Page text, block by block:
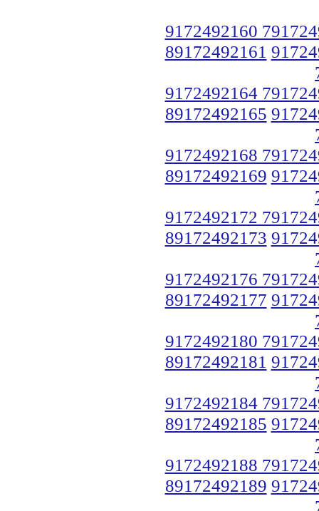
9172492160
89172492161
9172492164
89172492165
9172492168
89172492169
9172492172
89172492173
9172492176
89172492177
9172492180
89172492181
9172492184
89172492185
9172492188
89172492189